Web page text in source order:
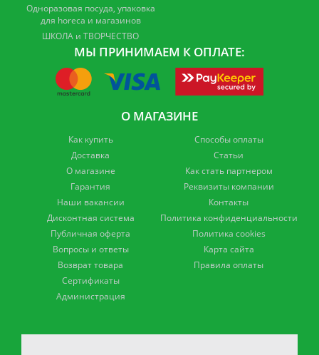
Одноразовая посуда, упаковка
для horeca и магазинов
ШКОЛА и ТВОРЧЕСТВО
МЫ ПРИНИМАЕМ К ОПЛАТЕ:
О МАГАЗИНЕ
Как купить
Доставка
О магазине
Гарантия
Наши вакансии
Дисконтная система
Публичная оферта
Вопросы и ответы
Возврат товара
Сертификаты
Администрация
Способы оплаты
Статьи
Как стать партнером
Реквизиты компании
Контакты
Политика конфиденциальности
Политика cookies
Карта сайта
Правила оплаты